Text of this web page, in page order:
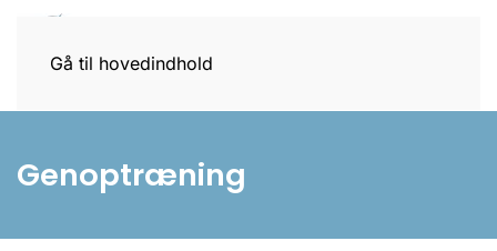
Gå til hovedindhold
Genoptræning